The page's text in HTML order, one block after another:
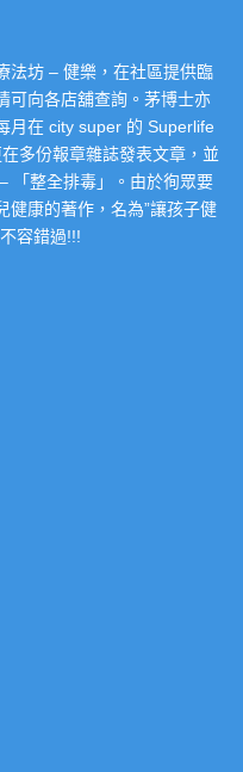
法坊 – 健樂，在社區提供臨
可向各店舖查詢。茅博士亦
月在 city super 的 Superlife
多份報章雜誌發表文章，並
「整全排毒」。由於徇眾要
健康的著作，名為”讓孩子健
容錯過!!!